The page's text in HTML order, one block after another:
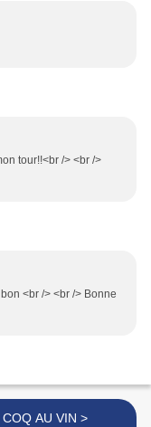
tour!!<br /> <br />
<br /> <br /> Bonne
COQ AU VIN >